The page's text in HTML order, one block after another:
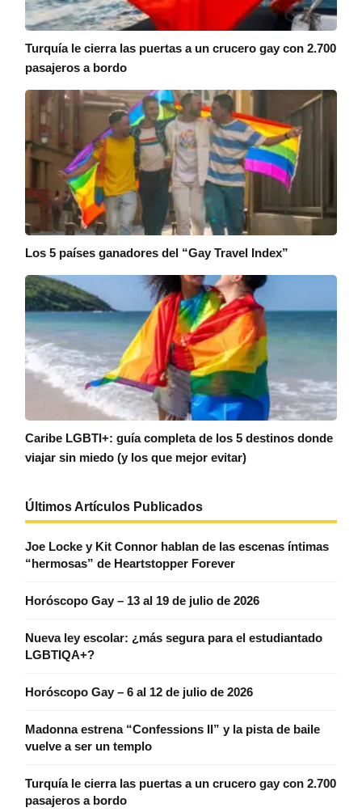
Turquía le cierra las puertas a un crucero gay con 2.700
pasajeros a bordo
Los 5 países ganadores del “Gay Travel Index”
Caribe LGBTI+: guía completa de los 5 destinos donde
viajar sin miedo (y los que mejor evitar)
Últimos Artículos Publicados
Joe Locke y Kit Connor hablan de las escenas íntimas
“hermosas” de Heartstopper Forever
Horóscopo Gay – 13 al 19 de julio de 2026
Nueva ley escolar: ¿más segura para el estudiantado
LGBTIQA+?
Horóscopo Gay – 6 al 12 de julio de 2026
Madonna estrena “Confessions II” y la pista de baile
vuelve a ser un templo
Turquía le cierra las puertas a un crucero gay con 2.700
pasajeros a bordo